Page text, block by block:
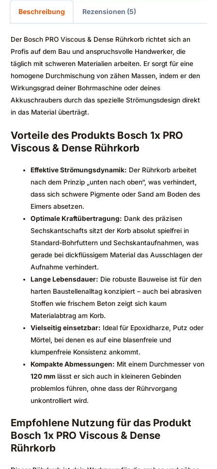
Beschreibung Rezensionen (5)
Der Bosch PRO Viscous & Dense Rührkorb richtet sich an
Profis auf dem Bau und anspruchsvolle Handwerker, die
täglich mit schweren Materialien arbeiten. Er sorgt für eine
homogene Durchmischung von zähen Massen, indem er den
Wirkungsgrad deiner Bohrmaschine oder deines
Akkuschraubers durch das spezielle Strömungsdesign direkt
in das Material überträgt.
Vorteile des Produkts Bosch 1x PRO
Viscous & Dense Rührkorb
Effektive Strömungsdynamik: Der Rührkorb arbeitet
nach dem Prinzip „unten nach oben“, was verhindert,
dass sich schwere Pigmente oder Sand am Boden des
Eimers absetzen.
Optimale Kraftübertragung: Dank des präzisen
Sechskantschafts sitzt der Korb absolut spielfrei in
Standard-Bohrfuttern und Sechskantaufnahmen, was
gerade bei dickflüssigem Material das Ausschlagen der
Aufnahme verhindert.
Lange Lebensdauer: Die robuste Bauweise ist für den
harten Baustellenalltag konzipiert – auch bei abrasiven
Stoffen wie frischem Beton zeigt sich kaum
Materialabtrag am Korb.
Vielseitig einsetzbar: Ideal für Epoxidharze, Putz oder
Mörtel, bei denen es auf eine blasenfreie und
klumpenfreie Konsistenz ankommt.
Kompakte Abmessungen: Mit einem Durchmesser von
120 mm lässt er sich auch in kleineren Gebinden
problemlos führen, ohne dass der Rührvorgang
unkontrolliert wird.
Empfohlene Nutzung für das Produkt
Bosch 1x PRO Viscous & Dense
Rührkorb